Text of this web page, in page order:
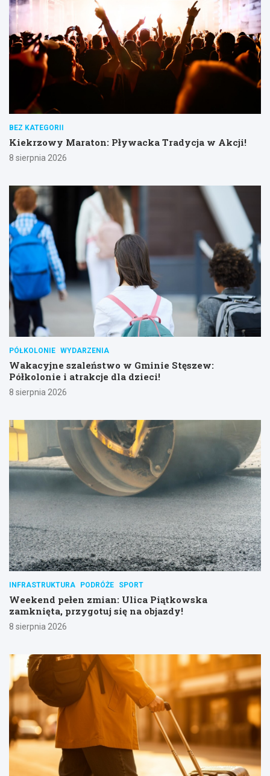
BEZ KATEGORII
Kiekrzowy Maraton: Pływacka Tradycja w Akcji!
8 sierpnia 2026
PÓŁKOLONIE WYDARZENIA
Wakacyjne szaleństwo w Gminie Stęszew:
Półkolonie i atrakcje dla dzieci!
8 sierpnia 2026
INFRASTRUKTURA PODRÓŻE SPORT
Weekend pełen zmian: Ulica Piątkowska
zamknięta, przygotuj się na objazdy!
8 sierpnia 2026